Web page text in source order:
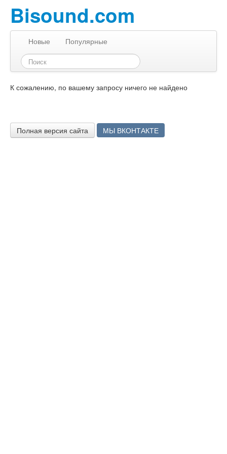
Bisound.com
Новые Популярные
К сожалению, по вашему запросу ничего не найдено
Полная версия сайта МЫ ВКОНТАКТЕ